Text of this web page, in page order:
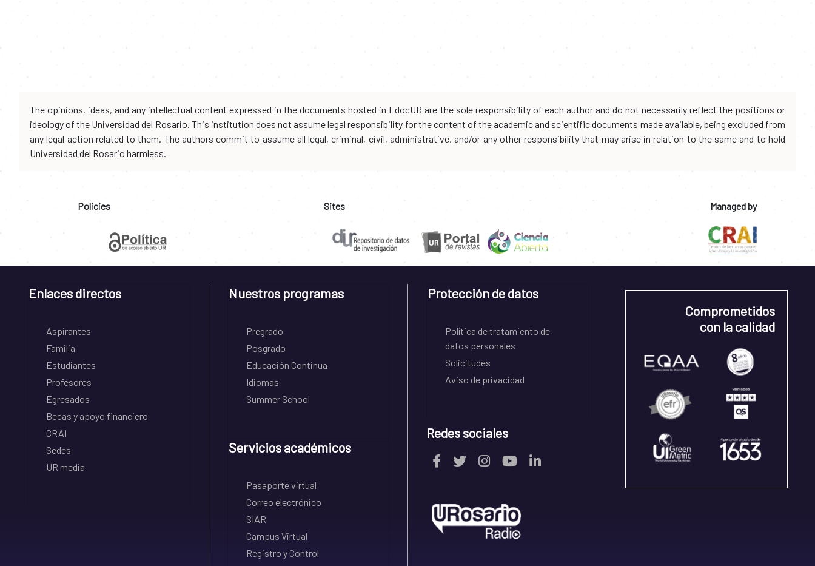
The opinions, ideas, and any intellectual content expressed in the documents hosted in EdocUR are the sole responsibility of each author and do not necessarily reflect the positions or
ideology of the Universidad del Rosario. This institution does not assume legal responsibility for the content of the academic and scientific documents made available, being excluded from
any legal action related to them. The authors commit to assume all legal, criminal, civil, administrative, and/or any other responsibility that may arise in relation to the same and to hold
Universidad del Rosario harmless.
Policies Sites Managed by
Enlaces directos
Aspirantes
Familia
Estudiantes
Profesores
Egresados
Becas y apoyo financiero
CRAI
Sedes
UR media
Nuestros programas
Pregrado
Posgrado
Educación Continua
Idiomas
Summer School
Servicios académicos
Pasaporte virtual
Correo electrónico
SIAR
Campus Virtual
Registro y Control
Protección de datos
Política de tratamiento de
datos personales
Solicitudes
Aviso de privacidad
Redes sociales
Comprometidos
con la calidad